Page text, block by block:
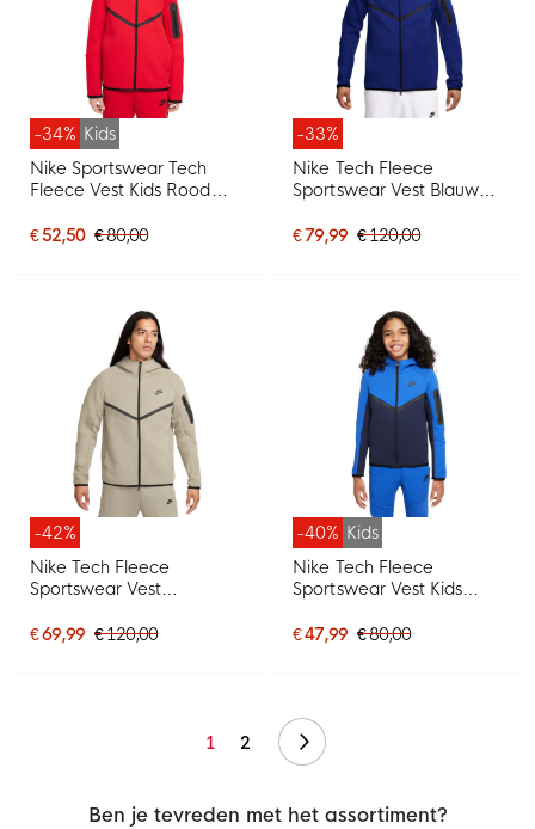
-34% Kids
Nike Sportswear Tech
Fleece Vest Kids Rood
€ 52,50 € 80,00
-33%
Nike Tech Fleece
Sportswear Vest Blauw
€ 79,99 € 120,00
-42%
Nike Tech Fleece
Sportswear Vest
€ 69,99 € 120,00
-40% Kids
Nike Tech Fleece
Sportswear Vest Kids
Zwart
€ 47,99 € 80,00
1 2 Volgende
Ben je tevreden met het assortiment?